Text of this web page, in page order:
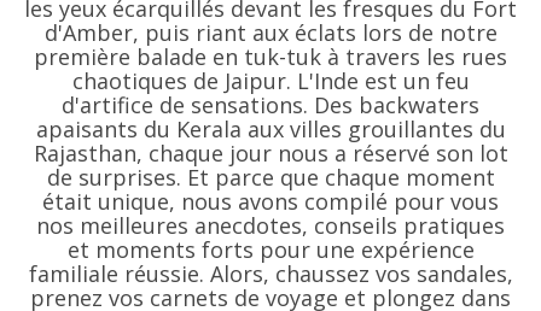
les yeux écarquillés devant les fresques du Fort
d'Amber, puis riant aux éclats lors de notre
première balade en tuk-tuk à travers les rues
chaotiques de Jaipur. L'Inde est un feu
d'artifice de sensations. Des backwaters
apaisants du Kerala aux villes grouillantes du
Rajasthan, chaque jour nous a réservé son lot
de surprises. Et parce que chaque moment
était unique, nous avons compilé pour vous
nos meilleures anecdotes, conseils pratiques
et moments forts pour une expérience
familiale réussie. Alors, chaussez vos sandales,
prenez vos carnets de voyage et plongez dans